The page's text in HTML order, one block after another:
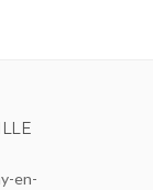
en-